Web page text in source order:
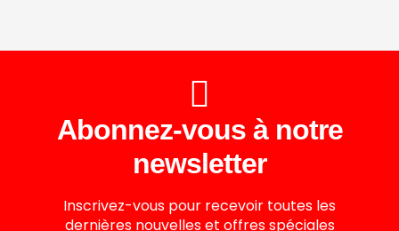
Abonnez-vous à notre
newsletter
Inscrivez-vous pour recevoir toutes les
dernières nouvelles et offres spéciales